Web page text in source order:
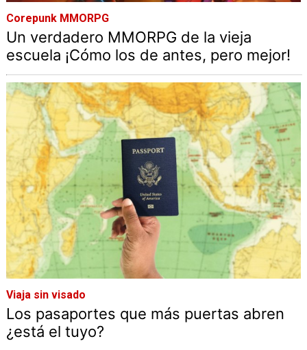
Corepunk MMORPG
Un verdadero MMORPG de la vieja
escuela ¡Cómo los de antes, pero mejor!
Viaja sin visado
Los pasaportes que más puertas abren
¿está el tuyo?